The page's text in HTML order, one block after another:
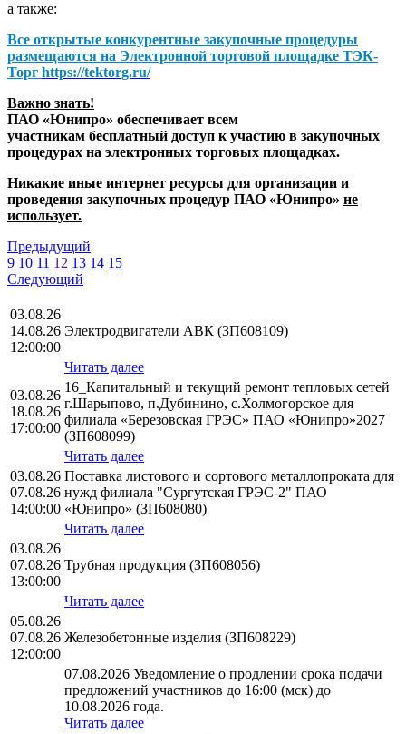
а также:
Все открытые конкурентные закупочные процедуры
размещаются на Электронной торговой площадке ТЭК-
Торг https://tektorg.ru/
Важно знать!
ПАО «Юнипро» обеспечивает всем
участникам бесплатный доступ к участию в закупочных
процедурах на электронных торговых площадках.
Никакие иные интернет ресурсы для организации и
проведения закупочных процедур ПАО «Юнипро» не
использует.
Предыдущий
9 10 11 12 13 14 15
Следующий
03.08.26
14.08.26
12:00:00
Электродвигатели АВК (ЗП608109)
Читать далее
03.08.26
18.08.26
17:00:00
16_Капитальный и текущий ремонт тепловых сетей
г.Шарыпово, п.Дубинино, с.Холмогорское для
филиала «Березовская ГРЭС» ПАО «Юнипро»2027
(ЗП608099)
Читать далее
03.08.26
07.08.26
14:00:00
Поставка листового и сортового металлопроката для
нужд филиала "Сургутская ГРЭС-2" ПАО
«Юнипро» (ЗП608080)
Читать далее
03.08.26
07.08.26
13:00:00
Трубная продукция (ЗП608056)
Читать далее
05.08.26
07.08.26
12:00:00
Железобетонные изделия (ЗП608229)
07.08.2026 Уведомление о продлении срока подачи
предложений участников до 16:00 (мск) до
10.08.2026 года.
Читать далее